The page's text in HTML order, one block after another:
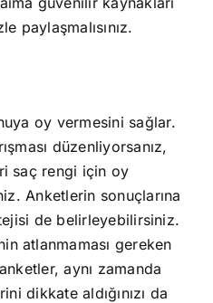
paylaşmalısınız.
oy vermesini sağlar.
düzenliyorsanız,
saç rengi için oy
Anketlerin sonuçlarına
de belirleyebilirsiniz.
atlanmaması gereken
aynı zamanda
dikkate aldığınızı da